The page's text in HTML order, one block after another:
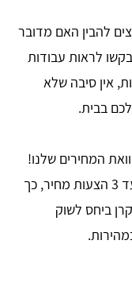
להבין האם מדובר
לראות עבודות
אין סיבה שלא
בבית.
המחירים שלנו!
משאירים פרטים ומקבלים בחזרה עד 3 הצעות מחיר, כך
ביחס לשוק